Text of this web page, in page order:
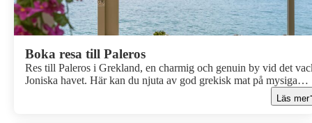
Boka resa till Paleros
Res till Paleros i Grekland, en charmig och genuin by vid det
Joniska havet. Här kan du njuta av god grekisk mat på mysiga
tavernor omgivna av blomstrande bougainvilleas, ta sköna dopp
de fina sandstränderna och utforska de orörda omgivningarna
Läs mer